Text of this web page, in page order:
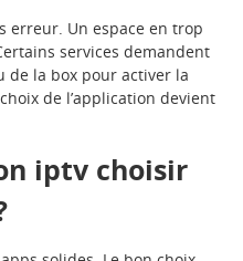
erreur. Un espace en trop
services demandent
de la box pour activer la
de l’application devient
iptv choisir